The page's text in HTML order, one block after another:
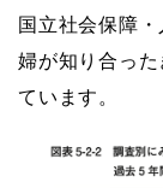
国立社会保障
婦が知り合っ
ています。